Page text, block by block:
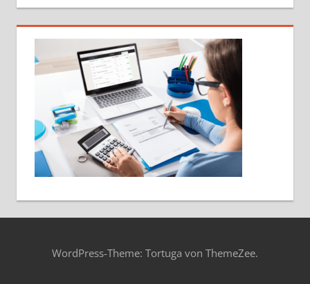
WordPress-Theme: Tortuga von ThemeZee.